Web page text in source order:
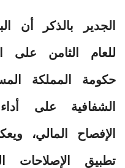
الجدير بالذكر أن
للعام الثامن على
حكومة المملكة
الشفافية على
الإفصاح المالي،
تطبيق